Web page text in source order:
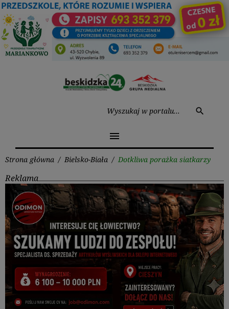
Przejdź
do
treści
search
menu
Strona główna / Bielsko-Biała / Dotkliwa porażka siatkarzy
Reklama